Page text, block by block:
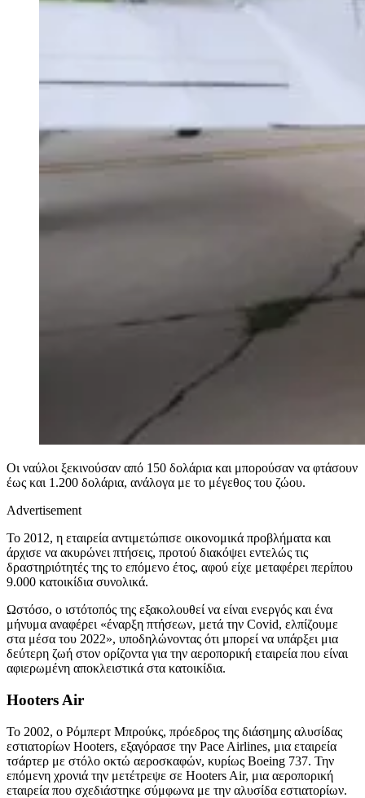
Οι ναύλοι ξεκινούσαν από 150 δολάρια και μπορούσαν να φτάσουν
έως και 1.200 δολάρια, ανάλογα με το μέγεθος του ζώου.
Advertisement
Το 2012, η εταιρεία αντιμετώπισε οικονομικά προβλήματα και
άρχισε να ακυρώνει πτήσεις, προτού διακόψει εντελώς τις
δραστηριότητές της το επόμενο έτος, αφού είχε μεταφέρει περίπου
9.000 κατοικίδια συνολικά.
Ωστόσο, ο ιστότοπός της εξακολουθεί να είναι ενεργός και ένα
μήνυμα αναφέρει «έναρξη πτήσεων, μετά την Covid, ελπίζουμε
στα μέσα του 2022», υποδηλώνοντας ότι μπορεί να υπάρξει μια
δεύτερη ζωή στον ορίζοντα για την αεροπορική εταιρεία που είναι
αφιερωμένη αποκλειστικά στα κατοικίδια.
Hooters Air
Το 2002, ο Ρόμπερτ Μπρούκς, πρόεδρος της διάσημης αλυσίδας
εστιατορίων Hooters, εξαγόρασε την Pace Airlines, μια εταιρεία
τσάρτερ με στόλο οκτώ αεροσκαφών, κυρίως Boeing 737. Την
επόμενη χρονιά την μετέτρεψε σε Hooters Air, μια αεροπορική
εταιρεία που σχεδιάστηκε σύμφωνα με την αλυσίδα εστιατορίων.